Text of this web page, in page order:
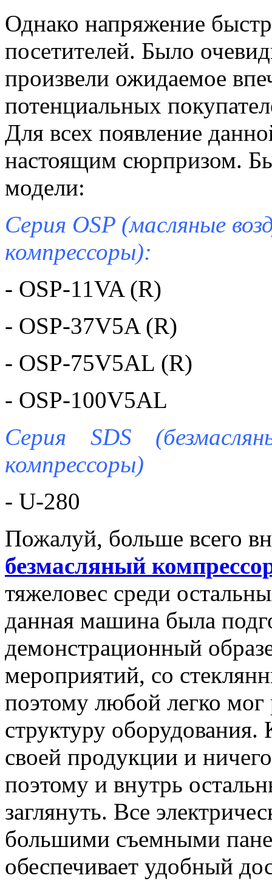
Однако напряжение
посетителей. Было
произвели ожидаемое
потенциальных
Для всех появление
настоящим сюрпризом.
модели:
Серия OSP (масляные
компрессоры):
- OSP-11VA (R)
- OSP-37V5A (R)
- OSP-75V5AL (R)
- OSP-100V5AL
Серия SDS
компрессоры)
- U-280
Пожалуй, больше всего
безмасляный
тяжеловес среди
данная машина была
демонстрационный
мероприятий, со
поэтому любой легко
структуру
своей продукции и
поэтому и внутрь
заглянуть. Все
большими съемными
обеспечивает удобный